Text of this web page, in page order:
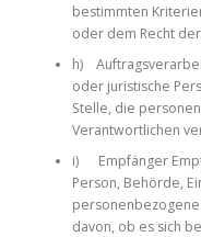
bestimmten
oder dem Recht
h)
oder juristische
Stelle, die
Verantwortlichen
i) Empfänger
Person, Behörde,
davon, ob es sich